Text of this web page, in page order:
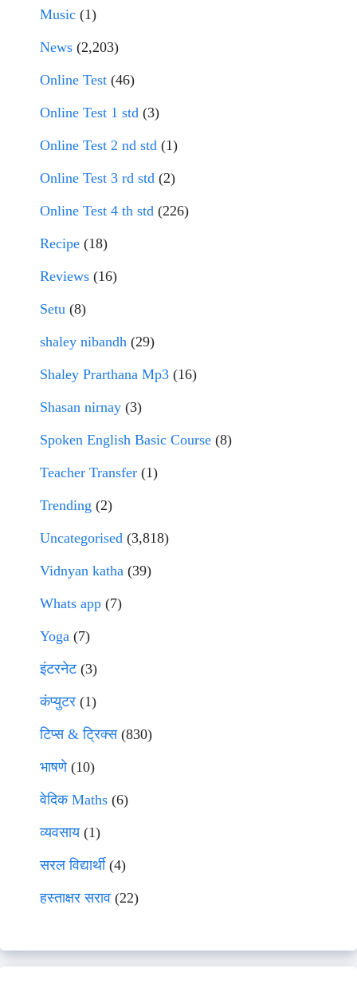
Music (1)
News (2,203)
Online Test (46)
Online Test 1 std (3)
Online Test 2 nd std (1)
Online Test 3 rd std (2)
Online Test 4 th std (226)
Recipe (18)
Reviews (16)
Setu (8)
shaley nibandh (29)
Shaley Prarthana Mp3 (16)
Shasan nirnay (3)
Spoken English Basic Course (8)
Teacher Transfer (1)
Trending (2)
Uncategorised (3,818)
Vidnyan katha (39)
Whats app (7)
Yoga (7)
इंटरनेट(3)
कंप्युटर (1)
टिप्स & ट्रिक्स(830)
भाषणे(10)
वेदिक Maths (6)
व्यवसाय(1)
सरल विद्यार्थी(4)
हस्ताक्षर सराव (22)